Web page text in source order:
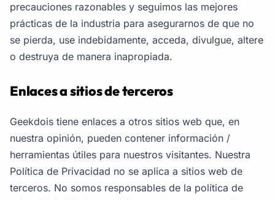
precauciones razonables y seguimos las mejores
prácticas de la industria para asegurarnos de que no
se pierda, use indebidamente, acceda, divulgue, altere
o destruya de manera inapropiada.
Enlaces a sitios de terceros
Geekdois tiene enlaces a otros sitios web que, en
nuestra opinión, pueden contener información /
herramientas útiles para nuestros visitantes. Nuestra
Política de Privacidad no se aplica a sitios web de
terceros. No somos responsables de la política de